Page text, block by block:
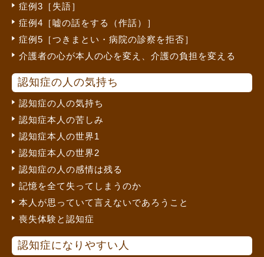
症例3［失語］
症例4［嘘の話をする（作話）］
症例5［つきまとい・病院の診察を拒否］
介護者の心が本人の心を変え、介護の負担を変える
認知症の人の気持ち
認知症の人の気持ち
認知症本人の苦しみ
認知症本人の世界1
認知症本人の世界2
認知症の人の感情は残る
記憶を全て失ってしまうのか
本人が思っていて言えないであろうこと
喪失体験と認知症
認知症になりやすい人